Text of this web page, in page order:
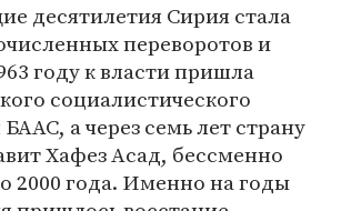
десятилетия Сирия стала
переворотов и
году к власти пришла
социалистического
а через семь лет страну
Хафез Асад, бессменно
2000 года. Именно на годы